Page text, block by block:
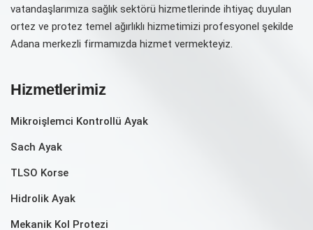
vatandaşlarımıza sağlık sektörü hizmetlerinde ihtiyaç duyulan
ortez ve protez temel ağırlıklı hizmetimizi profesyonel şekilde
Adana merkezli firmamızda hizmet vermekteyiz.
Hizmetlerimiz
Mikroişlemci Kontrollü Ayak
Sach Ayak
TLSO Korse
Hidrolik Ayak
Mekanik Kol Protezi